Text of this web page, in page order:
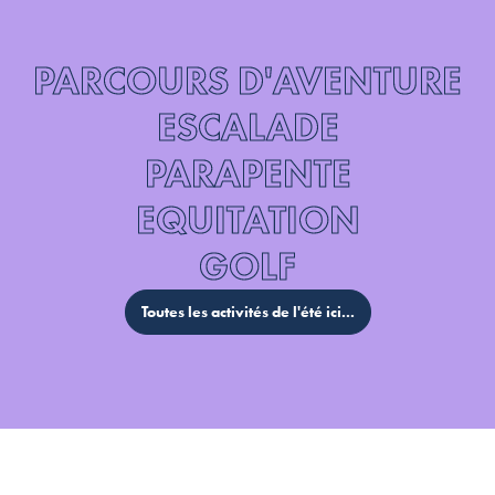
PARCOURS D'AVENTURE
ESCALADE
PARAPENTE
EQUITATION
GOLF
Toutes les activités de l'été ici...